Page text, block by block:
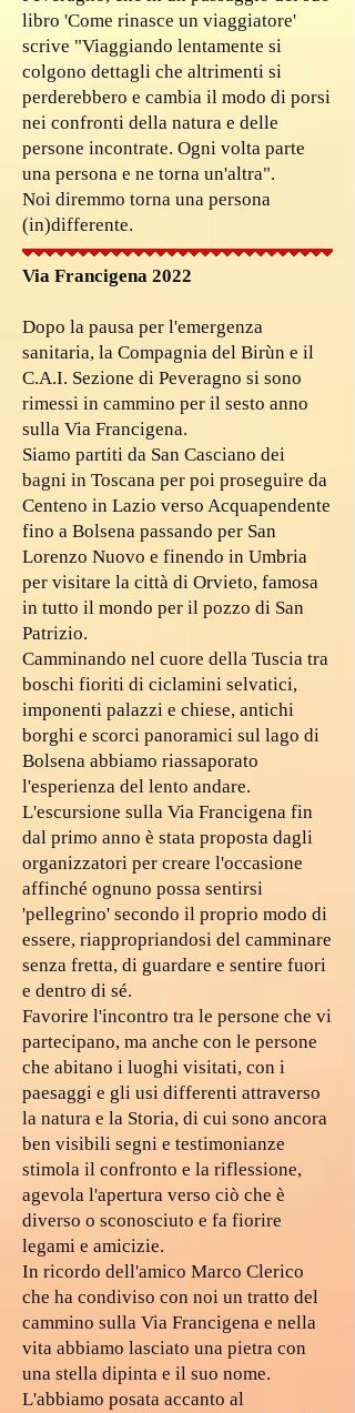
libro 'Come rinasce un viaggiatore'
scrive "Viaggiando lentamente si
colgono dettagli che altrimenti si
perderebbero e cambia il modo di porsi
nei confronti della natura e delle
persone incontrate. Ogni volta parte
una persona e ne torna un'altra".
Noi diremmo torna una persona
(in)differente.
Via Francigena 2022
Dopo la pausa per l'emergenza
sanitaria, la Compagnia del Birùn e il
C.A.I. Sezione di Peveragno si sono
rimessi in cammino per il sesto anno
sulla Via Francigena.
Siamo partiti da San Casciano dei
bagni in Toscana per poi proseguire da
Centeno in Lazio verso Acquapendente
fino a Bolsena passando per San
Lorenzo Nuovo e finendo in Umbria
per visitare la città di Orvieto, famosa
in tutto il mondo per il pozzo di San
Patrizio.
Camminando nel cuore della Tuscia tra
boschi fioriti di ciclamini selvatici,
imponenti palazzi e chiese, antichi
borghi e scorci panoramici sul lago di
Bolsena abbiamo riassaporato
l'esperienza del lento andare.
L'escursione sulla Via Francigena fin
dal primo anno è stata proposta dagli
organizzatori per creare l'occasione
affinché ognuno possa sentirsi
'pellegrino' secondo il proprio modo di
essere, riappropriandosi del camminare
senza fretta, di guardare e sentire fuori
e dentro di sé.
Favorire l'incontro tra le persone che vi
partecipano, ma anche con le persone
che abitano i luoghi visitati, con i
paesaggi e gli usi differenti attraverso
la natura e la Storia, di cui sono ancora
ben visibili segni e testimonianze
stimola il confronto e la riflessione,
agevola l'apertura verso ciò che è
diverso o sconosciuto e fa fiorire
legami e amicizie.
In ricordo dell'amico Marco Clerico
che ha condiviso con noi un tratto del
cammino sulla Via Francigena e nella
vita abbiamo lasciato una pietra con
una stella dipinta e il suo nome.
L'abbiamo posata accanto al